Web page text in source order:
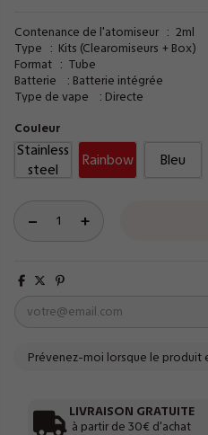
Contenance de l'atomiseur : 2ml
Type : Kits (Clearomiseurs + Box)
Format : Tube
Batterie : Batterie intégrée
Type de vape : Directe
Couleur
Stainless
steel
Rainbow Bleu
LIVRAISON GRATUITE
à partir de 30€ d'achat